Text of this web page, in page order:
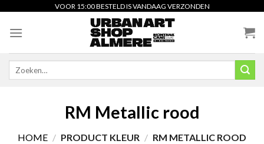
content
VOOR 15:00 BESTELD IS VANDAAG VERZONDEN
RM Metallic rood
HOME / PRODUCT KLEUR / RM METALLIC ROOD